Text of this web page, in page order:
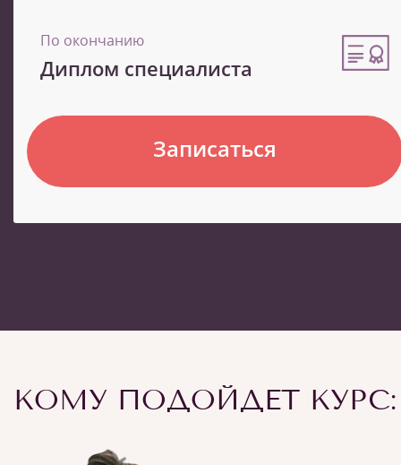
По окончанию
Диплом специалиста
Записаться
КОМУ ПОДОЙДЕТ КУРС: